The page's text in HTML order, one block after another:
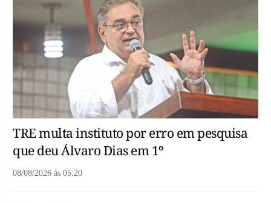
TRE multa instituto por erro em pesquisa
que deu Álvaro Dias em 1º
08/08/2026 às 05:20